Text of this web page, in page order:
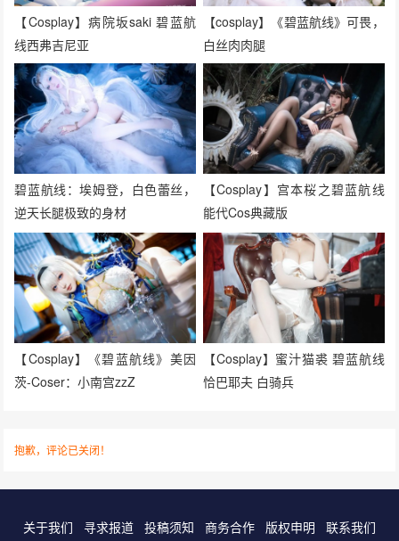
【Cosplay】病院坂saki 碧蓝航
线西弗吉尼亚
【cosplay】《碧蓝航线》可畏，
白丝肉肉腿
碧蓝航线：埃姆登，白色蕾丝，
逆天长腿极致的身材
【Cosplay】宫本桜之碧蓝航线
能代Cos典藏版
【Cosplay】《碧蓝航线》美因
茨-Coser：小南宫zzZ
【Cosplay】蜜汁猫裘 碧蓝航线
恰巴耶夫 白骑兵
抱歉，评论已关闭！
关于我们 寻求报道 投稿须知 商务合作 版权申明 联系我们